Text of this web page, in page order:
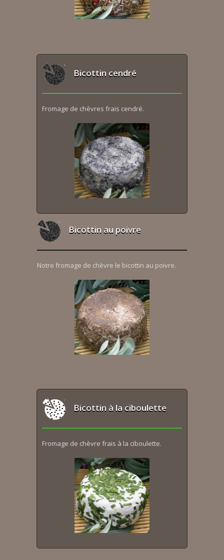
Bicottin cendré
Fromage de chèvres frais cendré.
Bicottin au poivre
Notre fromage de chèvre le bicottin au poivre.
Bicottin à la ciboulette
Fromage de chèvre frais à la ciboulette.